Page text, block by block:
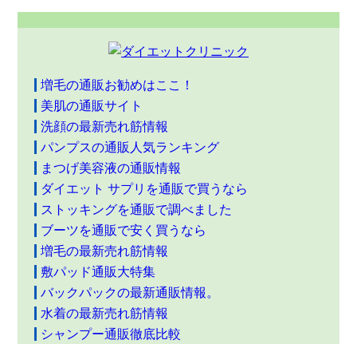
増毛の通販お勧めはここ！
美肌の通販サイト
洗顔の最新売れ筋情報
パンプスの通販人気ランキング
まつげ美容液の通販情報
ダイエット サプリを通販で買うなら
ストッキングを通販で調べました
ブーツを通販で安く買うなら
増毛の最新売れ筋情報
敷パッド通販大特集
バックパックの最新通販情報。
水着の最新売れ筋情報
シャンプー通販徹底比較